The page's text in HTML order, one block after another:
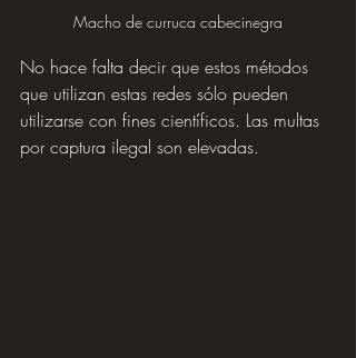
Macho de curruca cabecinegra
No hace falta decir que estos métodos
que utilizan estas redes sólo pueden
utilizarse con fines científicos. Las multas
por captura ilegal son elevadas.